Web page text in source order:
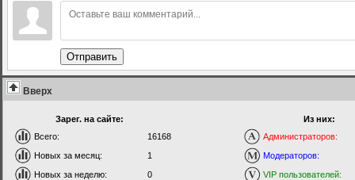
Отправить
Вверх
Зарег. на сайте:
Всего:
16168
Новых за месяц:
1
Новых за неделю:
0
Из них:
Администраторов:
Модераторов:
VIP пользователей: